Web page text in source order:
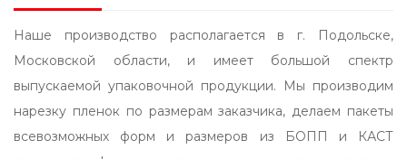
Наше производство располагается в г. Подольске,
Московской области, и имеет большой спектр
выпускаемой упаковочной продукции. Мы производим
нарезку пленок по размерам заказчика, делаем пакеты
всевозможных форм и размеров из БОПП и КАСТ